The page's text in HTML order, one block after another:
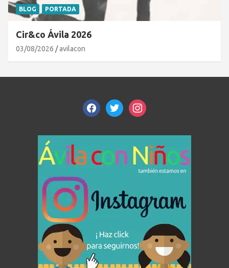
BLOG PORTADA
Cir&co Ávila 2026
03/08/2026 avilacon
facebooktwitterinstagram